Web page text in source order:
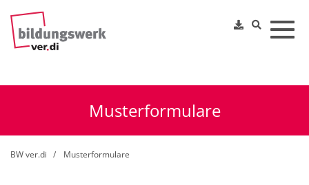
Musterformulare
BW ver.di Musterformulare